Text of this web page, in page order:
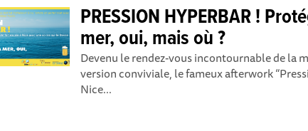
PRESSION HYPERBAR !
mer, oui, mais où ?
Devenu le rendez-vous incontournable de la
version conviviale, le fameux afterwork
Nice...